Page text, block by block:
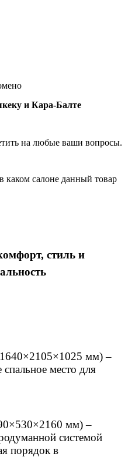
и Кара-Балте
на любые ваши вопросы.
каком салоне данный товар
стиль и
мм) –
место для
мм) –
системой
порядок в